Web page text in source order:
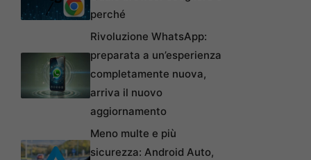
perché
Rivoluzione WhatsApp:
preparata a un’esperienza
completamente nuova,
arriva il nuovo
aggiornamento
Meno multe e più
sicurezza: Android Auto,